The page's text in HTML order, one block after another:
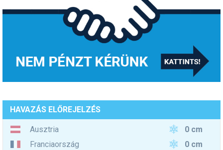
HAVAZÁS ELŐREJELZÉS
Ausztria
0 cm
Franciaország
0 cm